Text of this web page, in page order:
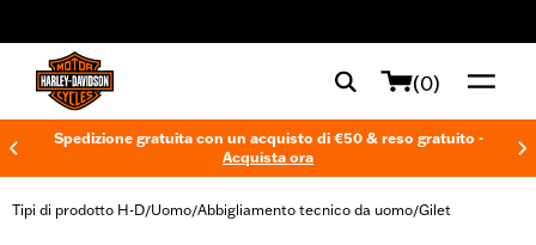
(0)
Spedizione gratuita con un acquisto di €50 & reso gratuito -
Acquista ora
Tipi di prodotto H-D/Uomo/Abbigliamento tecnico da uomo/Gilet